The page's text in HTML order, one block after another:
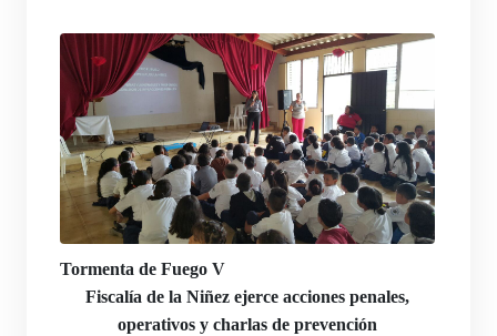
Tormenta de Fuego V
Fiscalía de la Niñez ejerce acciones penales,
operativos y charlas de prevención